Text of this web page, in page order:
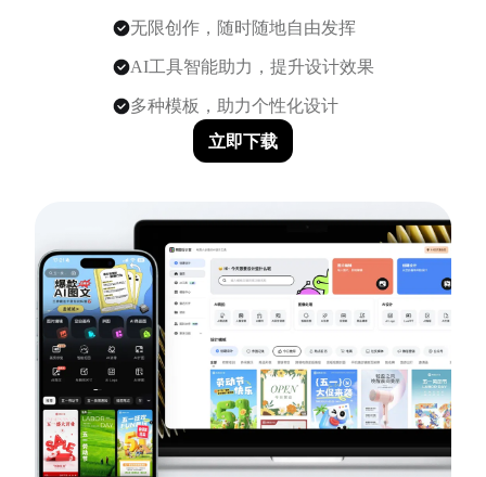
无限创作，随时随地自由发挥
AI工具智能助力，提升设计效果
多种模板，助力个性化设计
立即下载